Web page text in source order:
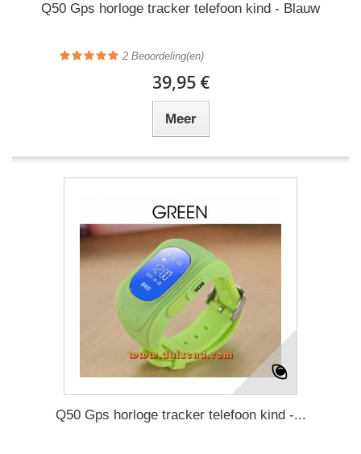
Q50 Gps horloge tracker telefoon kind - Blauw
2 Beoordeling(en)
39,95 €
Meer
Q50 Gps horloge tracker telefoon kind -...